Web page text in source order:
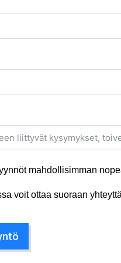
mahdollisimman
voit ottaa suoraan